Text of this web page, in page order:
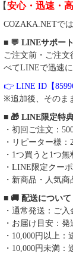
【安心・迅速・
COZAKA.NETで
■ 💬 LINEサポート
ご注文前・ご注
べてLINEで迅速
👉 LINE ID【
※追加後、そのま
■ 🎁 LINE限定特
・初回ご注文：
・リピーター様：
・1つ買うと1つ
・LINE限定クー
・新商品・人気
■ 🚚 配送について
・通常発送：ご
・お届け目安：発
・10,000円以上
・10,000円未満：